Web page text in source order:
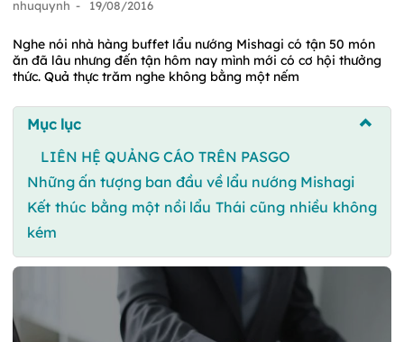
nhuquynh - 19/08/2016
Nghe nói nhà hàng buffet lẩu nướng Mishagi có tận 50 món
ăn đã lâu nhưng đến tận hôm nay mình mới có cơ hội thưởng
thức. Quả thực trăm nghe không bằng một nếm
Mục lục
LIÊN HỆ QUẢNG CÁO TRÊN PASGO
Những ấn tượng ban đầu về lẩu nướng Mishagi
Kết thúc bằng một nồi lẩu Thái cũng nhiều không
kém